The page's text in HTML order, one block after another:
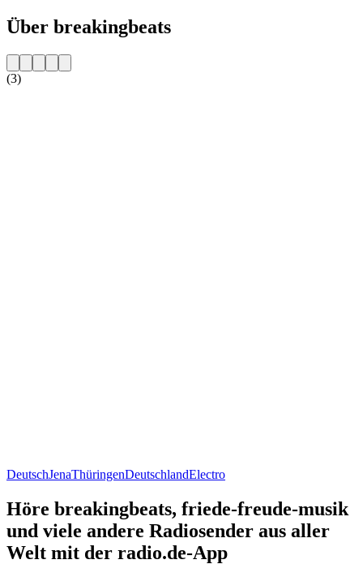
Über breakingbeats
(3)
DeutschJenaThüringenDeutschlandElectro
Höre breakingbeats, friede-freude-musik
und viele andere Radiosender aus aller
Welt mit der radio.de-App